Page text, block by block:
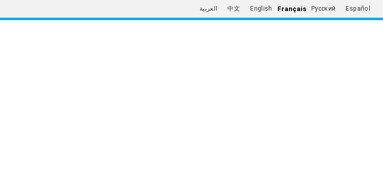
العربية 中文 English Français Русский Español